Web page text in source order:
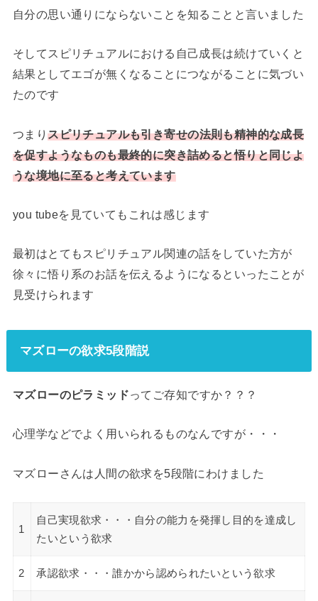
自分の思い通りにならないことを知ることと言いました
そしてスピリチュアルにおける自己成長は続けていくと
結果としてエゴが無くなることにつながることに気づい
たのです
つまりスピリチュアルも引き寄せの法則も精神的な成長
を促すようなものも最終的に突き詰めると悟りと同じよ
うな境地に至ると考えています
you tubeを見ていてもこれは感じます
最初はとてもスピリチュアル関連の話をしていた方が
徐々に悟り系のお話を伝えるようになるといったことが
見受けられます
マズローの欲求5段階説
マズローのピラミッドってご存知ですか？？？
心理学などでよく用いられるものなんですが・・・
マズローさんは人間の欲求を5段階にわけました
1
自己実現欲求・・・自分の能力を発揮し目的を達成し
たいという欲求
2 承認欲求・・・誰かから認められたいという欲求